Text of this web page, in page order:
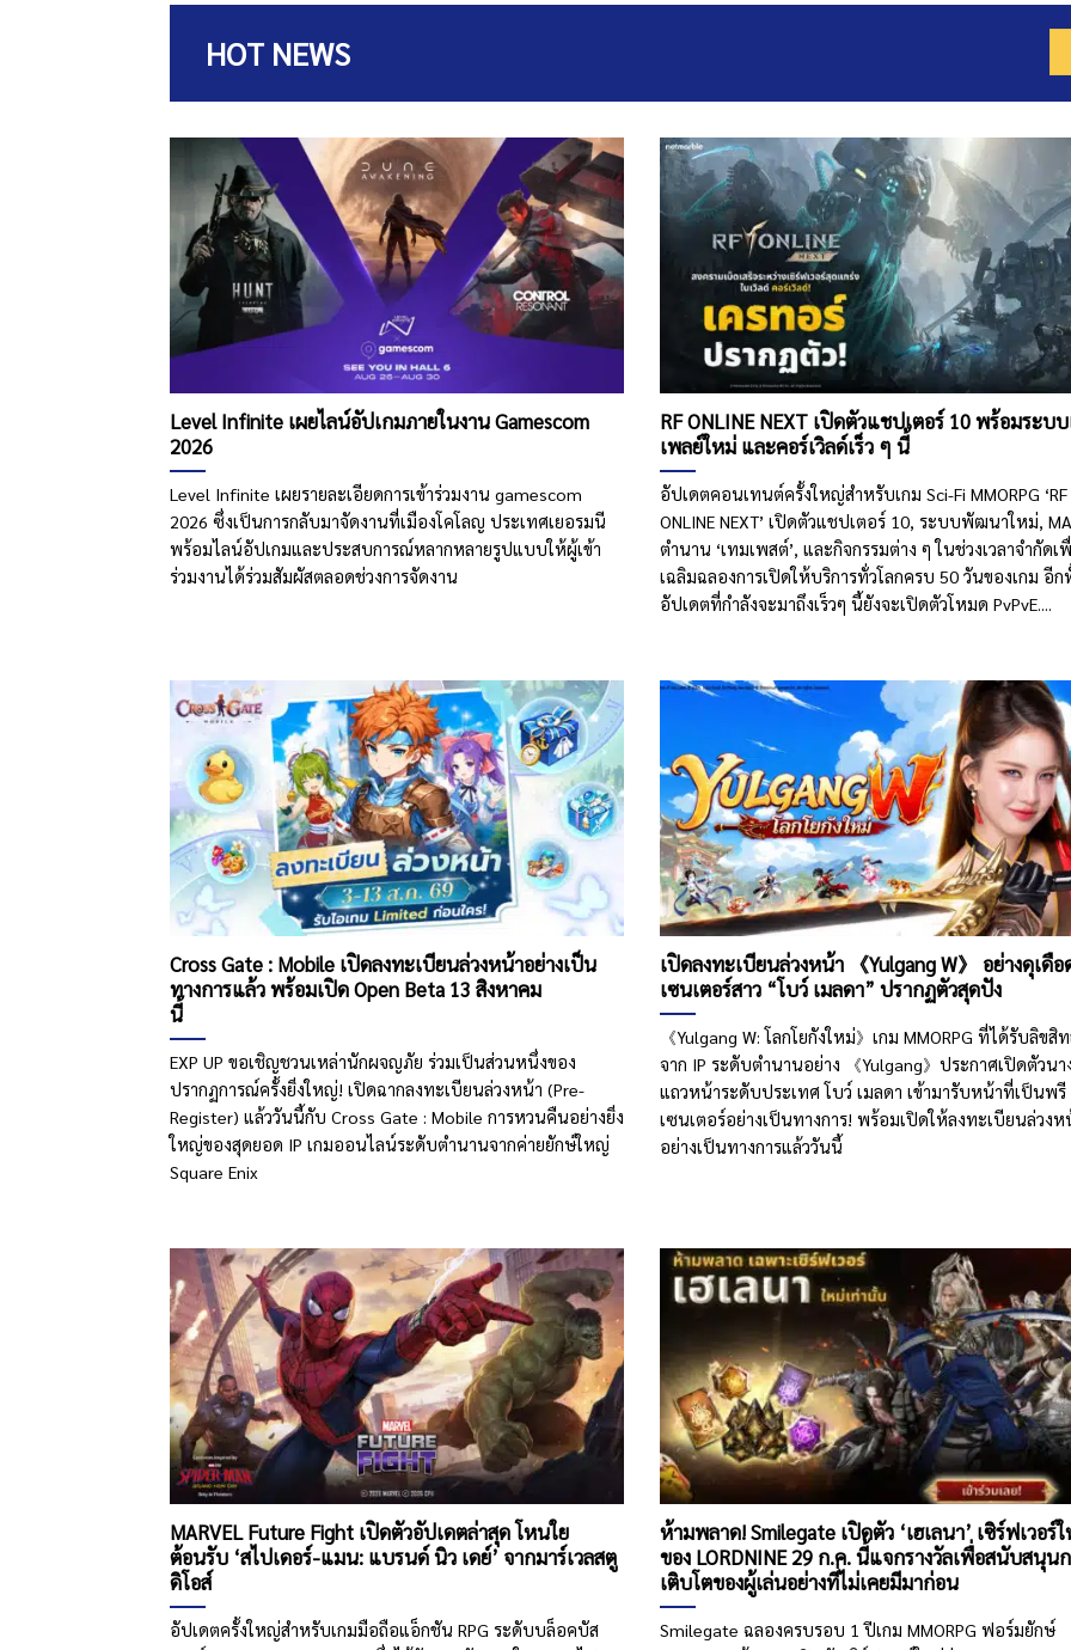
HOT NEWS
Level Infinite เผยไลน์อัปเกมภายในงาน Gamescom
2026
Level Infinite เผยรายละเอียดการเข้าร่วมงาน gamescom
2026 ซึ่งเป็นการกลับมาจัดงานที่เมืองโคโลญ ประเทศเยอรมนี
พร้อมไลน์อัปเกมและประสบการณ์หลากหลายรูปแบบให้ผู้เข้า
ร่วมงานได้ร่วมสัมผัสตลอดช่วงการจัดงาน
RF ONLINE NEXT เปิดตัวแชปเตอร์ 10 พร้อมระบ
เพลย์ใหม่ และคอร์เวิลด์เร็ว ๆ นี้
อัปเดตคอนเทนต์ครั้งใหญ่สำหรับเกม Sci-Fi MMORPG ‘RF
ONLINE NEXT’ เปิดตัวแชปเตอร์ 10, ระบบพัฒนาใหม่,
ตำนาน ‘เทมเพสต์’, และกิจกรรมต่าง ๆ ในช่วงเวลาจำกัดเ
เฉลิมฉลองการเปิดให้บริการทั่วโลกครบ 50 วันของเกม อีก
อัปเดตที่กำลังจะมาถึงเร็วๆ นี้ยังจะเปิดตัวโหมด PvPvE....
Cross Gate : Mobile เปิดลงทะเบียนล่วงหน้าอย่างเป็น
ทางการแล้ว พร้อมเปิด Open Beta 13 สิงหาคม
นี้
EXP UP ขอเชิญชวนเหล่านักผจญภัย ร่วมเป็นส่วนหนึ่งของ
ปรากฏการณ์ครั้งยิ่งใหญ่! เปิดฉากลงทะเบียนล่วงหน้า (Pre-
Register) แล้ววันนี้กับ Cross Gate : Mobile การหวนคืนอย่างยิ่ง
ใหญ่ของสุดยอด IP เกมออนไลน์ระดับตำนานจากค่ายยักษ์ใหญ่
Square Enix
เปิดลงทะเบียนล่วงหน้า 《Yulgang W》 อย่างดุเดื
เซนเตอร์สาว “โบว์ เมลดา” ปรากฏตัวสุดปัง
《Yulgang W: โลกโยกังใหม่》เกม MMORPG ที่ได้รับลิขสิ
จาก IP ระดับตำนานอย่าง 《Yulgang》ประกาศเปิดตัวนา
แถวหน้าระดับประเทศ โบว์ เมลดา เข้ามารับหน้าที่เป็นพรี
เซนเตอร์อย่างเป็นทางการ! พร้อมเปิดให้ลงทะเบียนล่วงห
อย่างเป็นทางการแล้ววันนี้
MARVEL Future Fight เปิดตัวอัปเดตล่าสุด โหนใย
ต้อนรับ ‘สไปเดอร์-แมน: แบรนด์ นิว เดย์’ จากมาร์เวลสตู
ดิโอส์
อัปเดตครั้งใหญ่สำหรับเกมมือถือแอ็กชัน RPG ระดับบล็อคบัส
ห้ามพลาด! Smilegate เปิดตัว ‘เฮเลนา’ เซิร์ฟเวอร์
ของ LORDNINE 29 ก.ค. นี้แจกรางวัลเพื่อสนับสนุน
เติบโตของผู้เล่นอย่างที่ไม่เคยมีมาก่อน
Smilegate ฉลองครบรอบ 1 ปีเกม MMORPG ฟอร์มยักษ์